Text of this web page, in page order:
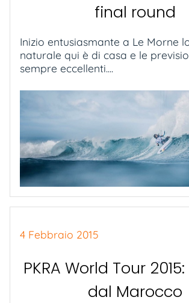
final round
Inizio entusiasmante a Le Morne
naturale qui è di casa e le
sempre eccellenti....
4 Febbraio 2015
PKRA World Tour
dal Marocco